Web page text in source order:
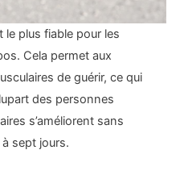
le plus fiable pour les
Cela permet aux
de guérir, ce qui
des personnes
s’améliorent sans
sept jours.